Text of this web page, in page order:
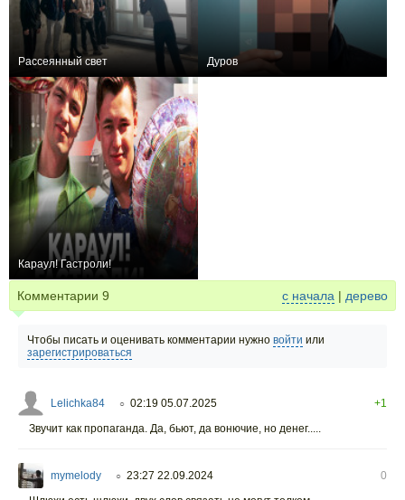
Рассеянный свет Дуров
Караул! Гастроли!
Комментарии 9 с начала | дерево
Чтобы писать и оценивать комментарии нужно войти или
зарегистрироваться
Lelichka84 ○ 02:19 05.07.2025
+1
Звучит как пропаганда. Да, бьют, да вонючие, но денег.....
mymelody ○ 23:27 22.09.2024
0